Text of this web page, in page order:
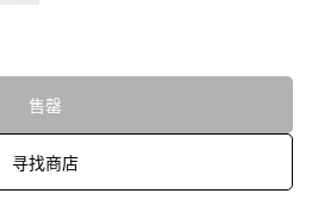
售罄
寻找商店